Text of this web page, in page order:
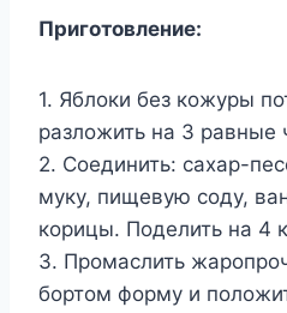
Приготовление:
1. Яблоки без кожуры
разложить на 3 равные
2. Соединить: сахар-
муку, пищевую соду,
корицы. Поделить на 4
3. Промаслить
бортом форму и